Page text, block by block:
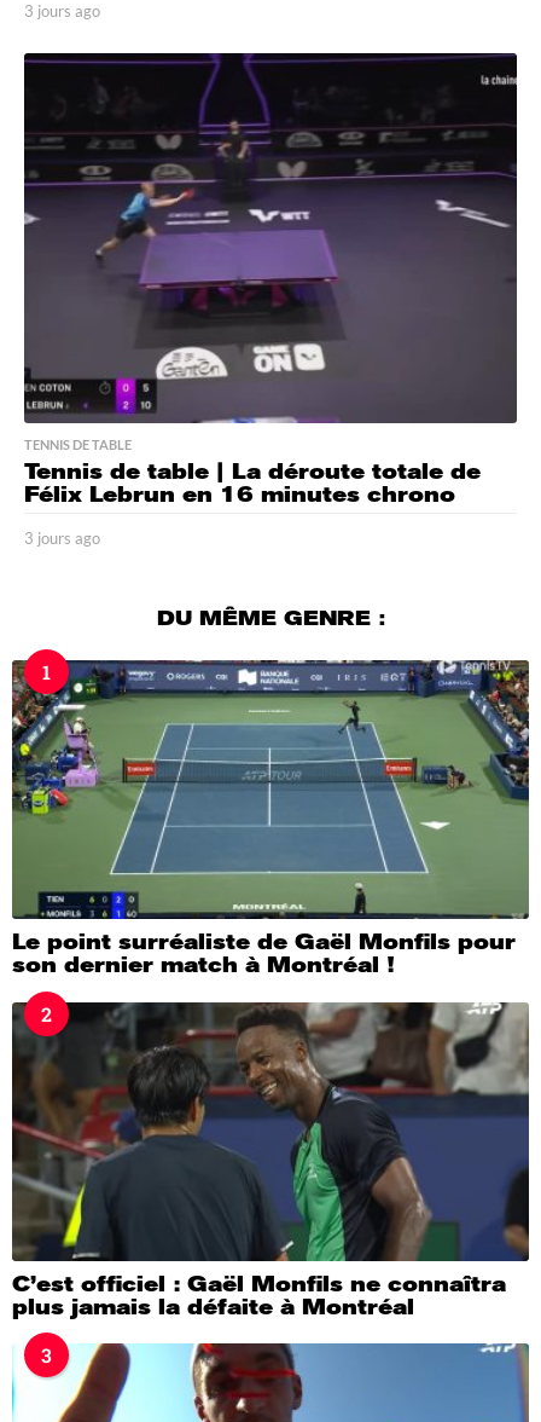
3 jours ago
o
r
a
g
TENNIS DE TABLE
Tennis de table | La déroute totale de
Félix Lebrun en 16 minutes chrono
3 jours ago
a
g
DU MÊME GENRE :
1
Le point surréaliste de Gaël Monfils pour
son dernier match à Montréal !
2
C’est officiel : Gaël Monfils ne connaîtra
plus jamais la défaite à Montréal
3